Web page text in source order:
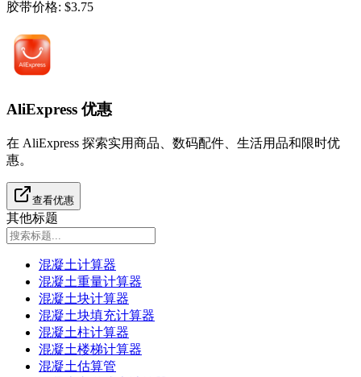
胶带价格: $3.75
AliExpress 优惠
在 AliExpress 探索实用商品、数码配件、生活用品和限时优
惠。
查看优惠
其他标题
混凝土计算器
混凝土重量计算器
混凝土块计算器
混凝土块填充计算器
混凝土柱计算器
混凝土楼梯计算器
混凝土估算管